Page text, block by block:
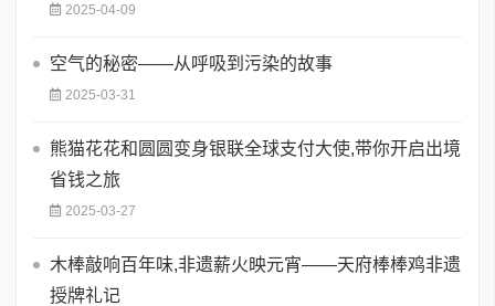
2025-04-09
空气的秘密——从呼吸到污染的故事
2025-03-31
熊猫花花和圆圆变身银联全球支付大使,带你开启出境
省钱之旅
2025-03-27
木棒敲响百年味,非遗薪火映元宵——天府棒棒鸡非遗
授牌礼记